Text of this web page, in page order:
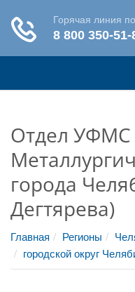
Отдел УФМС
города
Дегтярева)
Главная Регионы
городской округ